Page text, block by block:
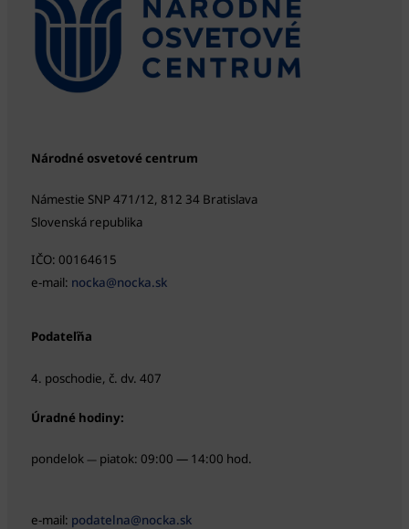
Národné osvetové centrum
Námestie SNP 471/12, 812 34 Bratislava
Slovenská republika
IČO: 00164615
e-mail: nocka@nocka.sk
Podateľňa
4. poschodie, č. dv. 407
Úradné hodiny:
pondelok — piatok: 09:00 — 14:00 hod.
e-mail: podatelna@nocka.sk